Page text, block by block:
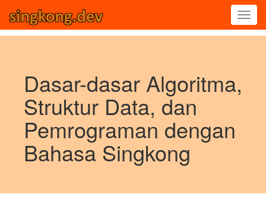
Dasar-dasar Algoritma,
Struktur Data, dan
Pemrograman dengan
Bahasa Singkong